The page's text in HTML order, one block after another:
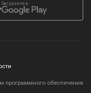
Загрузите в
программного обеспечения